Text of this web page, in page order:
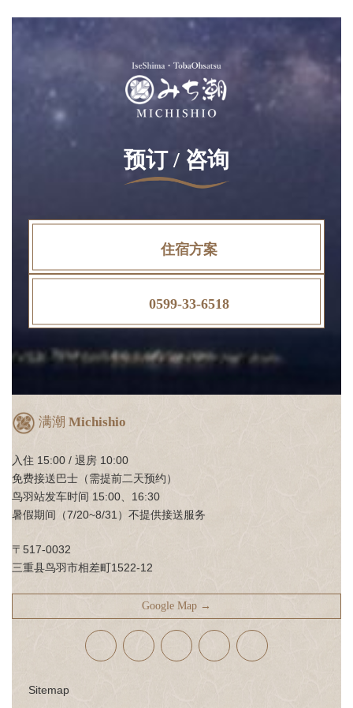
预订 / 咨询
住宿方案
0599-33-6518
满潮 Michishio
入住 15:00 / 退房 10:00
免费接送巴士（需提前二天预约）
鸟羽站发车时间 15:00、16:30
暑假期间（7/20~8/31）不提供接送服务
〒517-0032
三重县鸟羽市相差町1522-12
Google Map →
Sitemap